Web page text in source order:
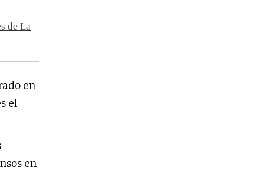
de La
en
el
en